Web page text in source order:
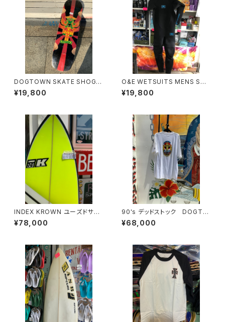
DOGTOWN SKATE SHOGO
KUBO POOL Deck shogo k
ubo pool deck ドッグタウン
ートボード OGデッキ REDBL
ACK/DOGTOWN SKATES O
LDSKULL OLDSKATE
¥19,800
O&E WETSUITS MENS STE
AMER 3/2mmジャージフルス
ーツ ｜メンズ
¥19,800
INDEX KROWN ユーズドサー
フボード
¥78,000
90's デッドストック DOGTO
WN
¥68,000